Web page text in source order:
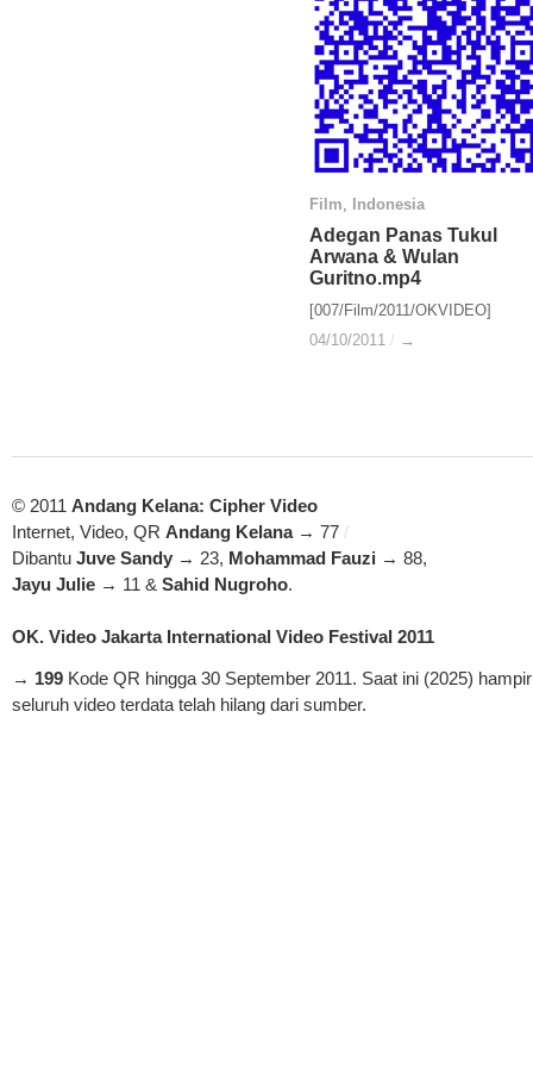
Film, Indonesia
Adegan Panas Tukul
Arwana & Wulan
Guritno.mp4
[007/Film/2011/OKVIDEO]
04/10/2011 / →
Film Indonesia
Adegan Panas Tukul
Arwana & Wulan
Guritno.mp4
04/10/2011 / →
© 2011 Andang Kelana: Cipher Video
Internet, Video, QR Andang Kelana→ 77 /
Dibantu Juve Sandy → 23, Mohammad Fauzi → 88,
Jayu Julie → 11 & Sahid Nugroho.
OK. Video Jakarta International Video Festival 2011
→ 199 Kode QR hingga 30 September 2011. Saat ini (2025) hampir
seluruh video terdata telah hilang dari sumber.